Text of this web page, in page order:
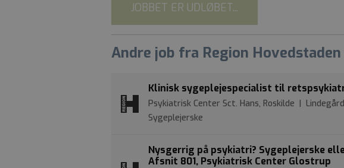
JOBBET ER UDLØBET...
Andre job fra Region
Klinisk sygeplejespecialist til
Psykiatrisk Center Sct. Hans, Roskilde |
Sygeplejerske
Nysgerrig på psykiatri? Sygeplejerske
Afsnit 801, Psykiatrisk Center Glostrup